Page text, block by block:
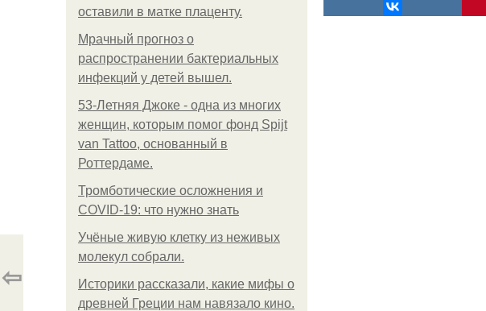
оставили в матке плаценту.
Мрачный прогноз о
распространении бактериальных
инфекций у детей вышел.
53-Летняя Джоке - одна из многих
женщин, которым помог фонд Spijt
van Tattoo, основанный в
Роттердаме.
Тромботические осложнения и
COVID-19: что нужно знать
Учёные живую клетку из неживых
молекул собрали.
Историки рассказали, какие мифы о
древней Греции нам навязало кино.
⇦